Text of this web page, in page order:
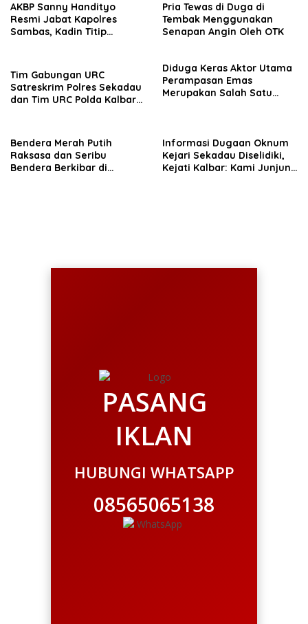
AKBP Sanny Handityo
Resmi Jabat Kapolres
Sambas, Kadin Titip
Pria Tewas di Duga di
Tembak Menggunakan
Senapan Angin Oleh OTK
Tim Gabungan URC
Satreskrim Polres Sekadau
dan Tim URC Polda Kalbar
Diduga Keras Aktor Utama
Perampasan Emas
Merupakan Salah Satu
Bendera Merah Putih
Raksasa dan Seribu
Bendera Berkibar di
Informasi Dugaan Oknum
Kejari Sekadau Diselidiki,
Kejati Kalbar: Kami Junjung
PASANG
IKLAN
HUBUNGI WHATSAPP
08565065138